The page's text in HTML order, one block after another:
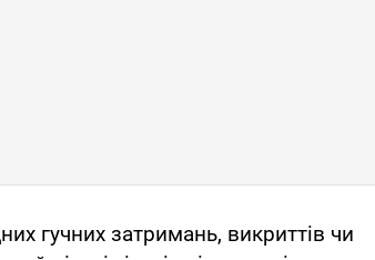
гучних затримань, викриттів чи